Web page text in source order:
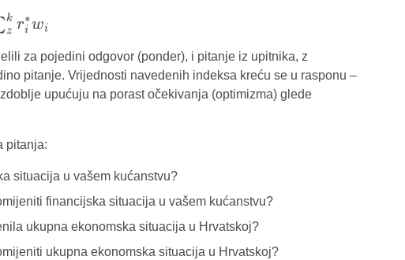
ri∗ w
za pojedini odgovor (ponder), i pitanje iz upitnika, z
pitanje. Vrijednosti navedenih indeksa kreću se u rasponu –
upućuju na porast očekivanja (optimizma) glede
pitanja:
situacija u vašem kućanstvu?
financijska situacija u vašem kućanstvu?
ukupna ekonomska situacija u Hrvatskoj?
ukupna ekonomska situacija u Hrvatskoj?